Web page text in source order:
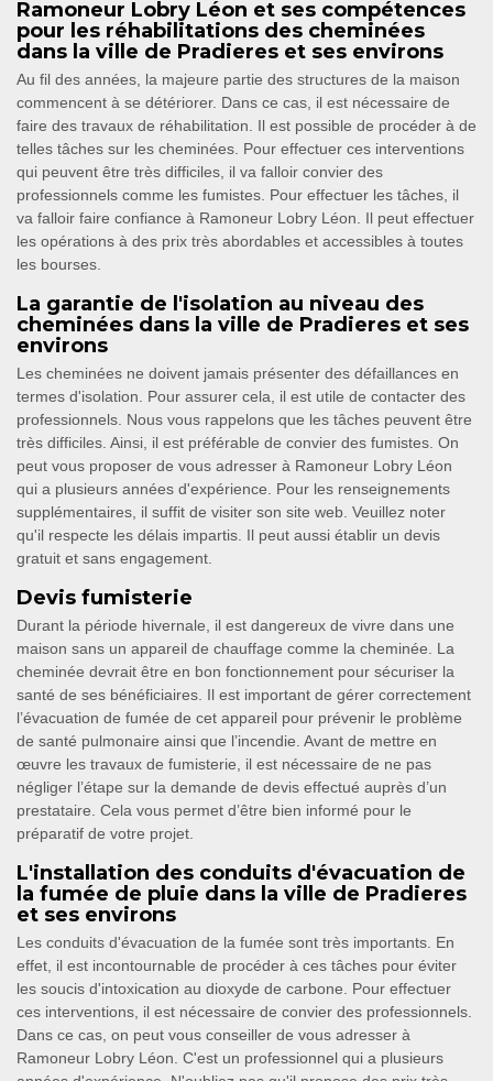
Ramoneur Lobry Léon et ses compétences
pour les réhabilitations des cheminées
dans la ville de Pradieres et ses environs
Au fil des années, la majeure partie des structures de la maison
commencent à se détériorer. Dans ce cas, il est nécessaire de
faire des travaux de réhabilitation. Il est possible de procéder à de
telles tâches sur les cheminées. Pour effectuer ces interventions
qui peuvent être très difficiles, il va falloir convier des
professionnels comme les fumistes. Pour effectuer les tâches, il
va falloir faire confiance à Ramoneur Lobry Léon. Il peut effectuer
les opérations à des prix très abordables et accessibles à toutes
les bourses.
La garantie de l'isolation au niveau des
cheminées dans la ville de Pradieres et ses
environs
Les cheminées ne doivent jamais présenter des défaillances en
termes d'isolation. Pour assurer cela, il est utile de contacter des
professionnels. Nous vous rappelons que les tâches peuvent être
très difficiles. Ainsi, il est préférable de convier des fumistes. On
peut vous proposer de vous adresser à Ramoneur Lobry Léon
qui a plusieurs années d'expérience. Pour les renseignements
supplémentaires, il suffit de visiter son site web. Veuillez noter
qu'il respecte les délais impartis. Il peut aussi établir un devis
gratuit et sans engagement.
Devis fumisterie
Durant la période hivernale, il est dangereux de vivre dans une
maison sans un appareil de chauffage comme la cheminée. La
cheminée devrait être en bon fonctionnement pour sécuriser la
santé de ses bénéficiaires. Il est important de gérer correctement
l’évacuation de fumée de cet appareil pour prévenir le problème
de santé pulmonaire ainsi que l’incendie. Avant de mettre en
œuvre les travaux de fumisterie, il est nécessaire de ne pas
négliger l’étape sur la demande de devis effectué auprès d’un
prestataire. Cela vous permet d’être bien informé pour le
préparatif de votre projet.
L'installation des conduits d'évacuation de
la fumée de pluie dans la ville de Pradieres
et ses environs
Les conduits d'évacuation de la fumée sont très importants. En
effet, il est incontournable de procéder à ces tâches pour éviter
les soucis d'intoxication au dioxyde de carbone. Pour effectuer
ces interventions, il est nécessaire de convier des professionnels.
Dans ce cas, on peut vous conseiller de vous adresser à
Ramoneur Lobry Léon. C'est un professionnel qui a plusieurs